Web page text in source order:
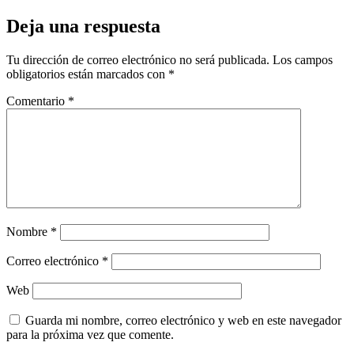
Deja una respuesta
Tu dirección de correo electrónico no será publicada. Los campos
obligatorios están marcados con *
Comentario *
Nombre *
Correo electrónico *
Web
Guarda mi nombre, correo electrónico y web en este navegador
para la próxima vez que comente.